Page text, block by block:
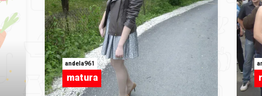
andela961
matura